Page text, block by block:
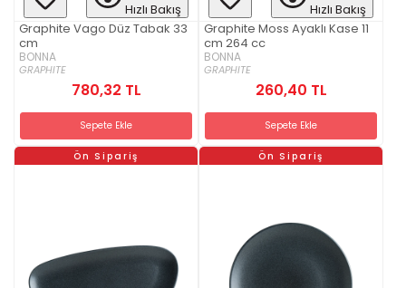
Hızlı Bakış
Graphite Vago Düz Tabak 33
cm
BONNA
GRAPHITE
780,32 TL
Sepete Ekle
Hızlı Bakış
Graphite Moss Ayaklı Kase 11
cm 264 cc
BONNA
GRAPHITE
260,40 TL
Sepete Ekle
Ön Sipariş Ön Sipariş